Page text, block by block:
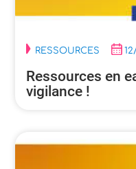
RESSOURCES
Ressources en
vigilance !